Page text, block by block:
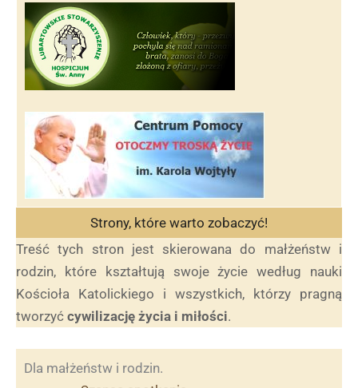
Strony, które warto zobaczyć!
Treść tych stron jest skierowana do małżeństw i
rodzin, które kształtują swoje życie według nauki
Kościoła Katolickiego i wszystkich, którzy pragną
tworzyć cywilizację życia i miłości.
Dla małżeństw i rodzin.